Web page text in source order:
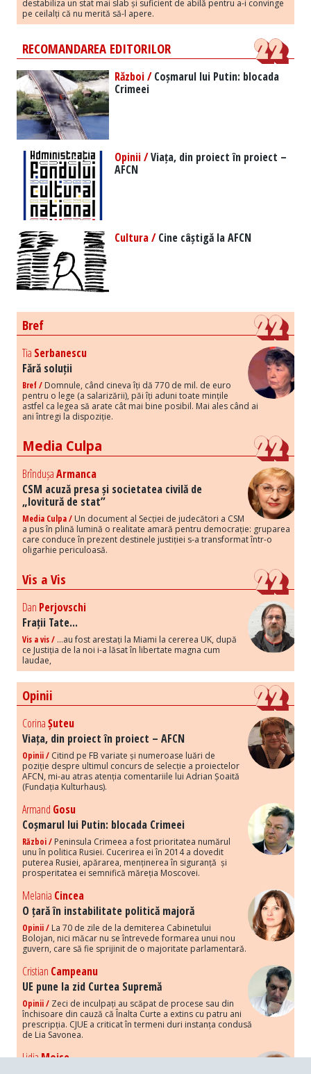
destabiliza un stat mai slab și suficient de abilă pentru a-i convinge
pe ceilalți că nu merită să-l apere.
RECOMANDAREA EDITORILOR
Război /Coșmarul lui Putin: blocada
Crimeei
Opinii /Viața, din proiect în proiect –
AFCN
Cultura /Cine câștigă la AFCN
Bref
Tia Serbanescu
Fără soluții
Bref / Domnule, când cineva îți dă 770 de mil. de euro
pentru o lege (a salarizării), păi îți aduni toate mințile
astfel ca legea să arate cât mai bine posibil. Mai ales când ai
ani întregi la dispoziție.
Media Culpa
BrîndușaArmanca
CSM acuză presa și societatea civilă de
„lovitură de stat”
Media Culpa / Un document al Secției de judecători a CSM
a pus în plină lumină o realitate amară pentru democrație: gruparea
care conduce în prezent destinele justiției s-a transformat într-o
oligarhie periculoasă.
Vis a Vis
Dan Perjovschi
Frații Tate...
Vis a vis / ...au fost arestați la Miami la cererea UK, după
ce Justiția de la noi i-a lăsat în libertate magna cum
laudae,
Opinii
CorinaȘuteu
Viața, din proiect în proiect – AFCN
Opinii / Citind pe FB variate și numeroase luări de
poziție despre ultimul concurs de selecție a proiectelor
AFCN, mi-au atras atenția comentariile lui Adrian Șoaită
(Fundația Kulturhaus).
Armand Gosu
Coșmarul lui Putin: blocada Crimeei
Război / Peninsula Crimeea a fost prioritatea numărul
unu în politica Rusiei. Cucerirea ei în 2014 a dovedit
puterea Rusiei, apărarea, menținerea în siguranță și
prosperitatea ei semnifică măreția Moscovei.
Melania Cincea
O țară în instabilitate politică majoră
Opinii / La 70 de zile de la demiterea Cabinetului
Bolojan, nici măcar nu se întrevede formarea unui nou
guvern, care să fie sprijinit de o majoritate parlamentară.
Cristian Campeanu
UE pune la zid Curtea Supremă
Opinii / Zeci de inculpați au scăpat de procese sau din
închisoare din cauză că Înalta Curte a extins cu patru ani
prescripția. CJUE a criticat în termeni duri instanța condusă
de Lia Savonea.
LidiaMoise